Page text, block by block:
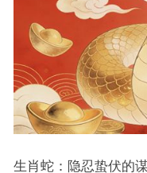
生肖蛇：隐忍蛰伏的